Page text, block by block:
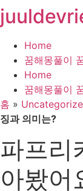
콘
텐
뛰
기
Home
꿈해몽풀이
Home
꿈해몽풀이
홈 »
징과 의미는?
파프리
아봤어